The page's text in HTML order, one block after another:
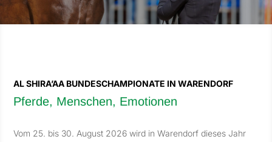
AL SHIRA’AA BUNDESCHAMPIONATE IN WARENDORF
Pferde, Menschen, Emotionen
Vom 25. bis 30. August 2026 wird in Warendorf dieses Jahr